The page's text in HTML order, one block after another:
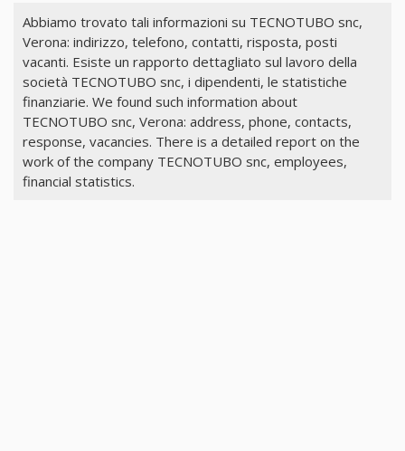
Abbiamo trovato tali informazioni su TECNOTUBO snc,
Verona: indirizzo, telefono, contatti, risposta, posti
vacanti. Esiste un rapporto dettagliato sul lavoro della
società TECNOTUBO snc, i dipendenti, le statistiche
finanziarie. We found such information about
TECNOTUBO snc, Verona: address, phone, contacts,
response, vacancies. There is a detailed report on the
work of the company TECNOTUBO snc, employees,
financial statistics.